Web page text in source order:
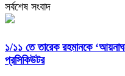
সর্বশেষ সংবাদ
১/১১ তে তারেক রহমানকে
প্রসিকিউটর